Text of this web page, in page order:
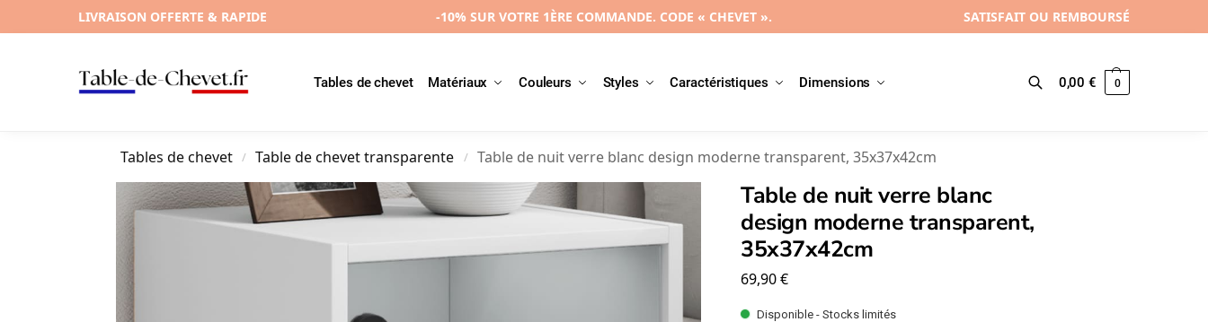
LIVRAISON OFFERTE & RAPIDE -10% SUR VOTRE 1ÈRE COMMANDE. CODE « CHEVET ». SATISFAIT OU REMBOURSÉ
Tables de chevet Matériaux Couleurs Styles Caractéristiques Dimensions
Recherche 0,00€ 0
Tables de chevet / Table de chevet transparente / Table de nuit verre blanc design moderne transparent, 35x37x42cm
Table de nuit verre blanc
design moderne transparent,
35x37x42cm
69,90€
Disponible - Stocks limités